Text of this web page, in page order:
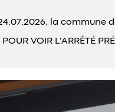
la commune
VOIR L'ARRÊTÉ